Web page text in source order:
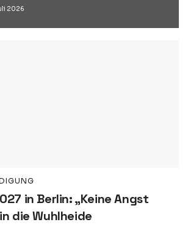
2026
in Berlin: „Keine Angst
die Wuhlheide